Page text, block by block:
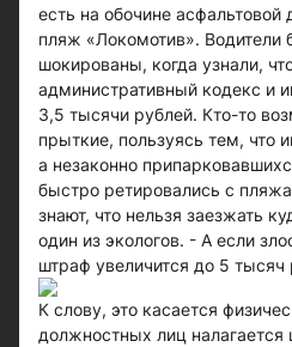
есть на обочине
пляж «Локомотив». Водители
шокированы, когда узнали,
административный кодекс и
3,5 тысячи рублей. Кто-то
прыткие, пользуясь тем, что
а незаконно
быстро ретировались с
знают, что нельзя заезжать
один из экологов. - А если
штраф увеличится до 5 тысяч
К слову, это касается
должностных лиц